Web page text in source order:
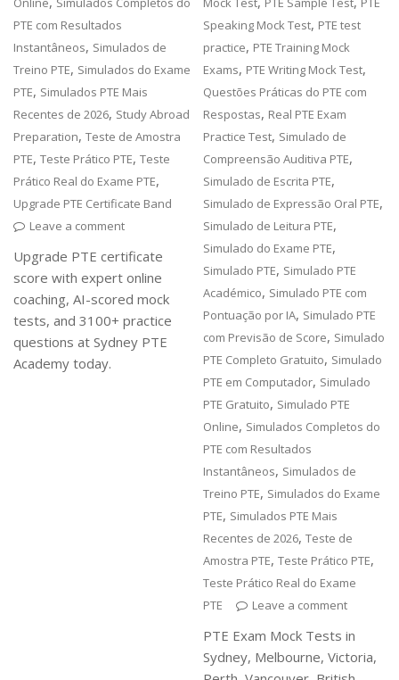
PTE com Resultados
Instantâneos, Simulados de
Treino PTE, Simulados do Exame
PTE, Simulados PTE Mais
Recentes de 2026, Study Abroad
Preparation,Teste de Amostra
PTE,Teste Prático PTE,Teste
Prático Real do Exame PTE,
Upgrade PTE Certificate Band
Leave a comment
Upgrade PTE certificate
score with expert online
coaching, AI-scored mock
tests, and 3100+ practice
questions at Sydney PTE
Academy today.
Speaking Mock Test, PTE test
practice, PTE Training Mock
Exams, PTE Writing Mock Test,
Questões Práticas do PTE com
Respostas, Real PTE Exam
Practice Test, Simulado de
Compreensão Auditiva PTE,
Simulado de Escrita PTE,
Simulado de Expressão Oral PTE,
Simulado de Leitura PTE,
Simulado do Exame PTE,
Simulado PTE, Simulado PTE
Académico, Simulado PTE com
Pontuação por IA, Simulado PTE
com Previsão de Score, Simulado
PTE Completo Gratuito, Simulado
PTE em Computador, Simulado
PTE Gratuito, Simulado PTE
Online, Simulados Completos do
PTE com Resultados
Instantâneos, Simulados de
Treino PTE, Simulados do Exame
PTE, Simulados PTE Mais
Recentes de 2026,Teste de
Amostra PTE,Teste Prático PTE,
Teste Prático Real do Exame
PTE
Leave a comment
PTE Exam Mock Tests in
Sydney, Melbourne, Victoria,